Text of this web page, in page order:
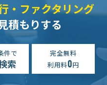
・ファクタリング
積もりする
件で
索
完全無料
利用料0円
予算上限なし 埼玉県
回収の相談・提案依頼 予算上限なし
依頼 相談して決めたい 埼玉県
の相談・提案依頼